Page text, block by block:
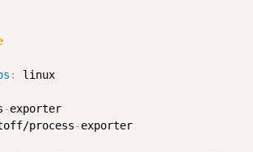
:
linux
-exporter
process-exporter